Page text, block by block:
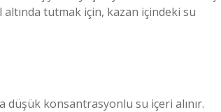
tutmak için, kazan içindeki su
düşük konsantrasyonlu su içeri alınır.